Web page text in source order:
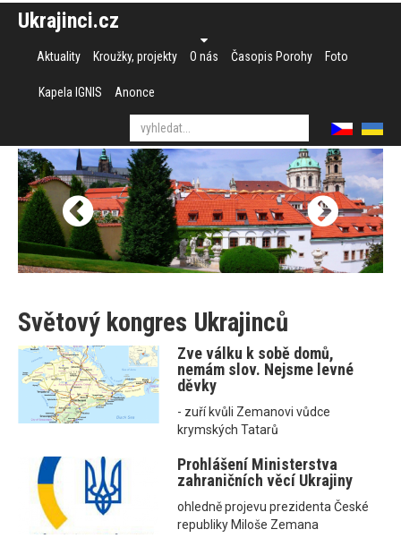
Ukrajinci.cz
Aktuality Kroužky, projekty O nás Časopis Porohy Foto
Kapela IGNIS Anonce
Světový kongres Ukrajinců
Zve válku k sobě domů,
nemám slov. Nejsme levné
děvky
- zuří kvůli Zemanovi vůdce
krymských Tatarů
Prohlášení Ministerstva
zahraničních věcí Ukrajiny
ohledně projevu prezidenta České
republiky Miloše Zemana